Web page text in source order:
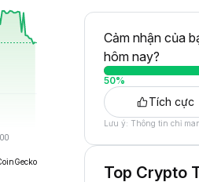
Cảm nhận của
hôm nay?
50%
Tích cực
Lưu ý: Thông tin chỉ
Top Crypto